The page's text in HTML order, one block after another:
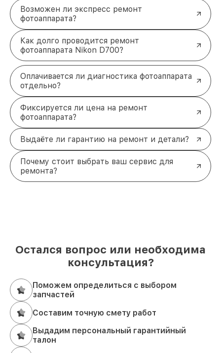
Возможен ли экспресс ремонт
фотоаппарата?
Как долго проводится ремонт
фотоаппарата Nikon D700?
Оплачивается ли диагностика фотоаппарата
отдельно?
Фиксируется ли цена на ремонт
фотоаппарата?
Выдаёте ли гарантию на ремонт и детали?
Почему стоит выбрать ваш сервис для
ремонта?
Остался вопрос или необходима
консультация?
Поможем определиться с выбором
запчастей
Составим точную смету работ
Выдадим персональный гарантийный
талон